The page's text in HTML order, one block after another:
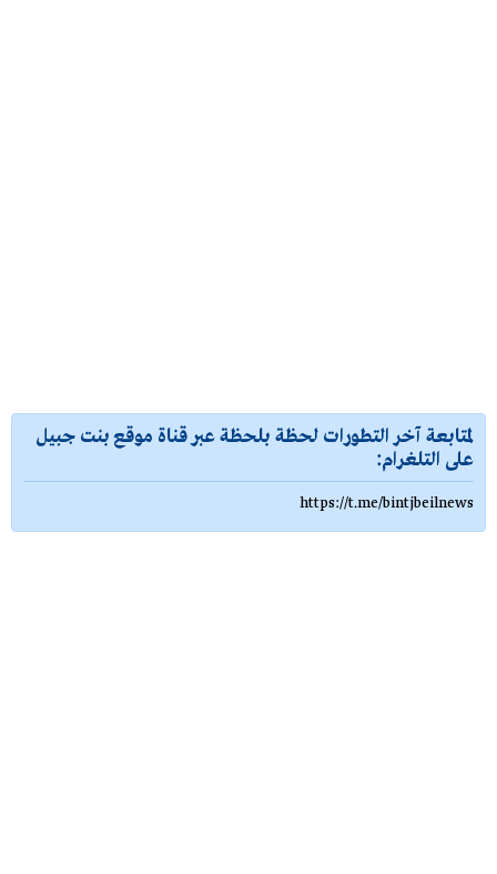
لمتابعة آخر التطورات لحظة بلحظة عبر قناة موقع بنت جبيل
على التلغرام:
https://t.me/bintjbeilnews